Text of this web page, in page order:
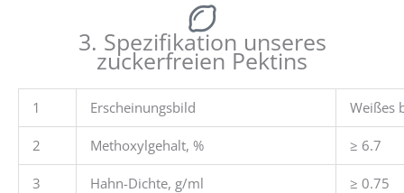
3. Spezifikation unseres
zuckerfreien Pektins
1 Erscheinungsbild Weißes
2 Methoxylgehalt, % ≥ 6.7
3 Hahn-Dichte, g/ml ≥ 0.75